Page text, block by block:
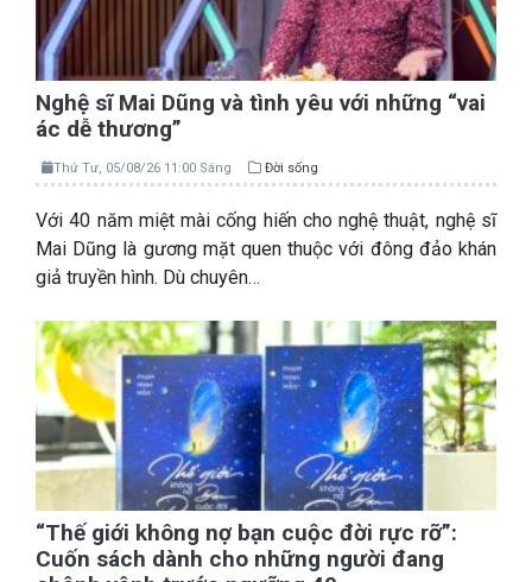
Nghệ sĩ Mai Dũng và tình yêu với những “vai
ác dễ thương”
Thứ Tư, 05/08/26 11:00 Sáng Đời sống
Với 40 năm miệt mài cống hiến cho nghệ thuật, nghệ sĩ
Mai Dũng là gương mặt quen thuộc với đông đảo khán
giả truyền hình. Dù chuyên…
“Thế giới không nợ bạn cuộc đời rực rỡ”:
Cuốn sách dành cho những người đang